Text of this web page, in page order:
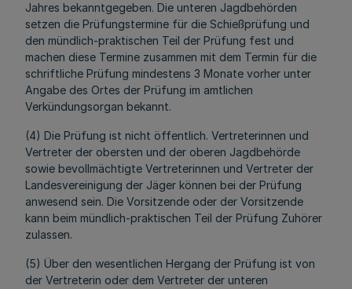
Jahres bekanntgegeben. Die unteren Jagdbehörden
setzen die Prüfungstermine für die Schießprüfung und
den mündlich-praktischen Teil der Prüfung fest und
machen diese Termine zusammen mit dem Termin für die
schriftliche Prüfung mindestens 3 Monate vorher unter
Angabe des Ortes der Prüfung im amtlichen
Verkündungsorgan bekannt.
(4) Die Prüfung ist nicht öffentlich. Vertreterinnen und
Vertreter der obersten und der oberen Jagdbehörde
sowie bevollmächtigte Vertreterinnen und Vertreter der
Landesvereinigung der Jäger können bei der Prüfung
anwesend sein. Die Vorsitzende oder der Vorsitzende
kann beim mündlich-praktischen Teil der Prüfung Zuhörer
zulassen.
(5) Über den wesentlichen Hergang der Prüfung ist von
der Vertreterin oder dem Vertreter der unteren